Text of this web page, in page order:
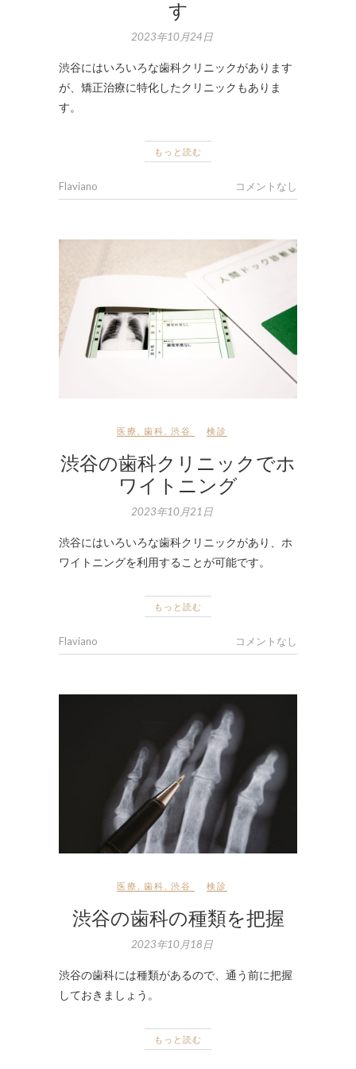
す
2023年10月24日
渋谷にはいろいろな歯科クリニックがあります
が、矯正治療に特化したクリニックもありま
す。
もっと読む
Flaviano コメントなし
医療 歯科 渋谷 検診
渋谷の歯科クリニックでホ
ワイトニング
2023年10月21日
渋谷にはいろいろな歯科クリニックがあり、ホ
ワイトニングを利用することが可能です。
もっと読む
Flaviano コメントなし
医療 歯科 渋谷 検診
渋谷の歯科の種類を把握
2023年10月18日
渋谷の歯科には種類があるので、通う前に把握
しておきましょう。
もっと読む